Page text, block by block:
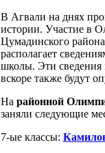
В Агвали на днях
истории. Участие в
Цумадинского
располагает
школы. Эти сведения
вскоре также будут
На районной
заняли следующие
7-ые классы: